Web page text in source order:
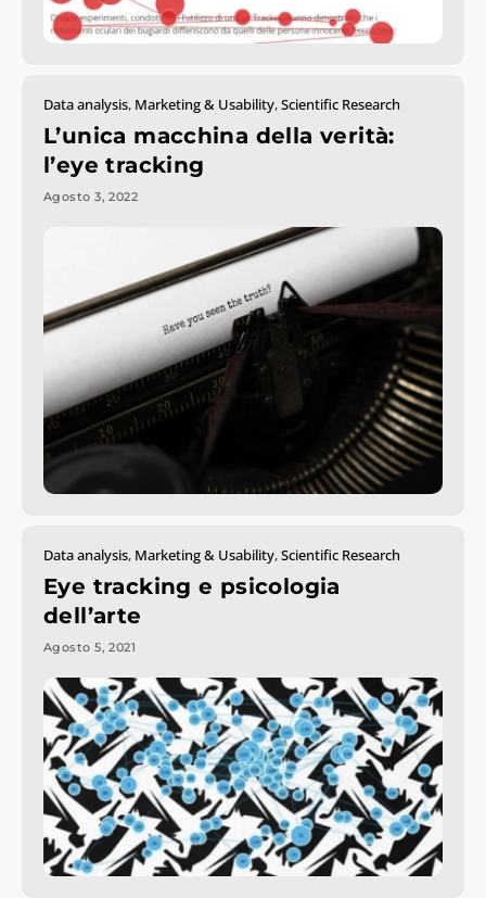
Data analysis, Marketing & Usability,Scientific Research
L’unica macchina della verità:
l’eye tracking
Agosto 3, 2022
Data analysis, Marketing & Usability,Scientific Research
Eye tracking e psicologia
dell’arte
Agosto 5, 2021